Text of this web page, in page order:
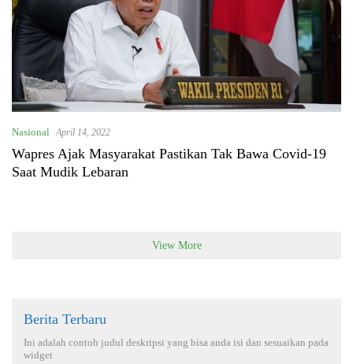
Nasional April 14, 2022
Wapres Ajak Masyarakat Pastikan Tak Bawa Covid-19
Saat Mudik Lebaran
View More
Berita Terbaru
Ini adalah contoh judul deskripsi yang bisa anda isi dan sesuaikan pada
widget